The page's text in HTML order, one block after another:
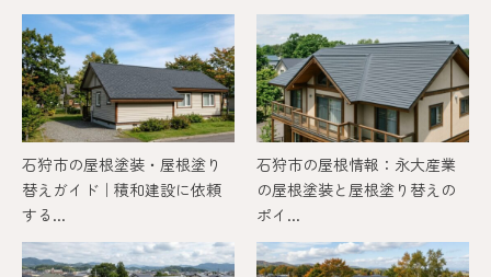
石狩市の屋根塗装・屋根塗り
替えガイド｜積和建設に依頼
する...
石狩市の屋根情報：永大産業
の屋根塗装と屋根塗り替えの
ポイ...